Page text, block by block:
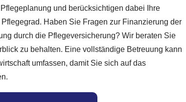
und berücksichtigen dabei Ihre
Haben Sie Fragen zur Finanzierung der
durch die Pflegeversicherung? Wir beraten Sie
zu behalten. Eine vollständige Betreuung kann
umfassen, damit Sie sich auf das